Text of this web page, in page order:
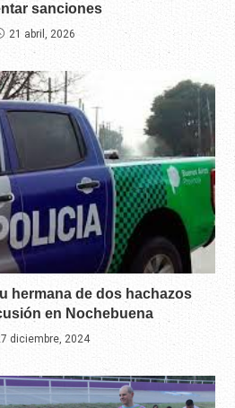
sanciones
21 abril, 2026
hermana de dos hachazos
en Nochebuena
diciembre, 2024